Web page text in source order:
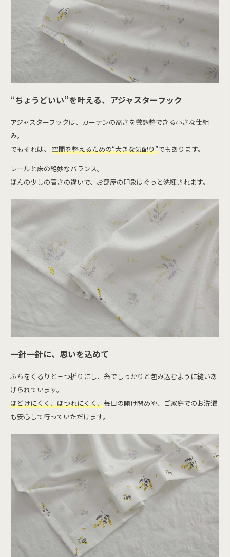
“ちょうどいい”を叶える、アジャスターフック
アジャスターフックは、カーテンの高さを微調整できる小さな仕組
み。
でもそれは、 空間を整えるための“大きな気配り”でもあります。
レールと床の絶妙なバランス。
ほんの少しの高さの違いで、お部屋の印象はぐっと洗練されます。
一針一針に、思いを込めて
ふちをくるりと三つ折りにし、糸でしっかりと包み込むように縫いあ
げられています。
ほどけにくく、ほつれにくく、毎日の開け閉めや、ご家庭でのお洗濯
も安心して行っていただけます。